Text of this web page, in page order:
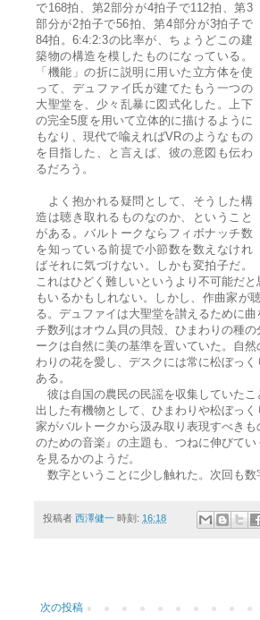
で168拍、第2部分が4拍子で112拍、第3
部分が2拍子で56拍、第4部分が3拍子で
84拍。6:4:2:3の比率が、ちょうどこの建
築物の構造を模したものになっている。
「機能」の折に説明に用いた立方体を使
って、デュファイ氏が建てたもう一つの
大聖堂を、少々乱暴に図式化した。上下
の完全5度を用いて立体的に描けるように
もなり、現代で喩えればVRのようなもの
を目指した、と言えば、彼の意図も伝わ
るだろう。
よく抱かれる疑問として、そうした構
造は聴き取れるものなのか、ということ
がある。バルトークならフィボナッチ数
を知っている前提で小節数を数えなけれ
ばそれに気づけない。しかも変拍子だ。
これはひどく難しいというより不可能だ
もいるかもしれない。しかし、作曲家が
る。デュファイは大聖堂を讃えるために
チ数列はオウム貝の貝殻、ひまわりの種
ークは自然に美の基準を置いていた。自
わりの花を愛し、デスクには常に松ぼっ
ある。
彼は自国の農民の民謡を収集していた
出した有機物として、ひまわりや松ぼっ
家がバルトークから汲み取り表現すべき
のための音楽』の主題も、つねに伸びて
を見るかのようだ。
数字ということに少し触れた。次回も数
投稿者 西澤健一 時刻: 16:18
次の投稿